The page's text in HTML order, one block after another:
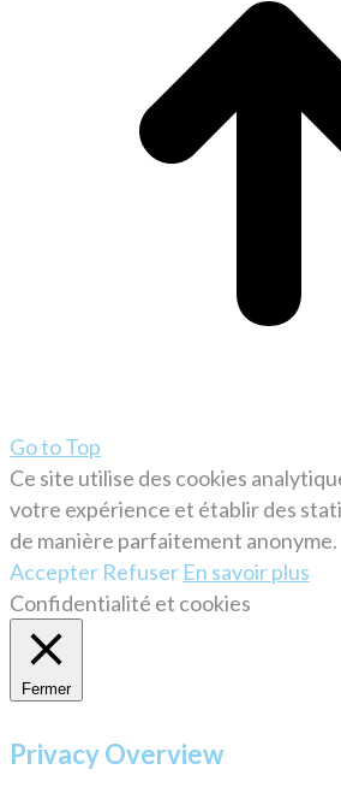
Go to Top
Ce site utilise des cookies
votre expérience et établir des
de manière parfaitement anonyme.
Accepter Refuser En savoir plus
Confidentialité et cookies
Fermer
Privacy Overview